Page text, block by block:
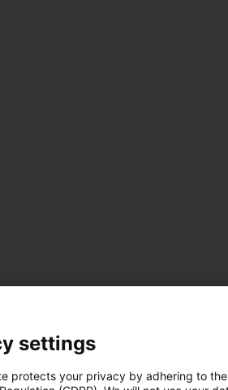
settings
protects your privacy by adhering to the